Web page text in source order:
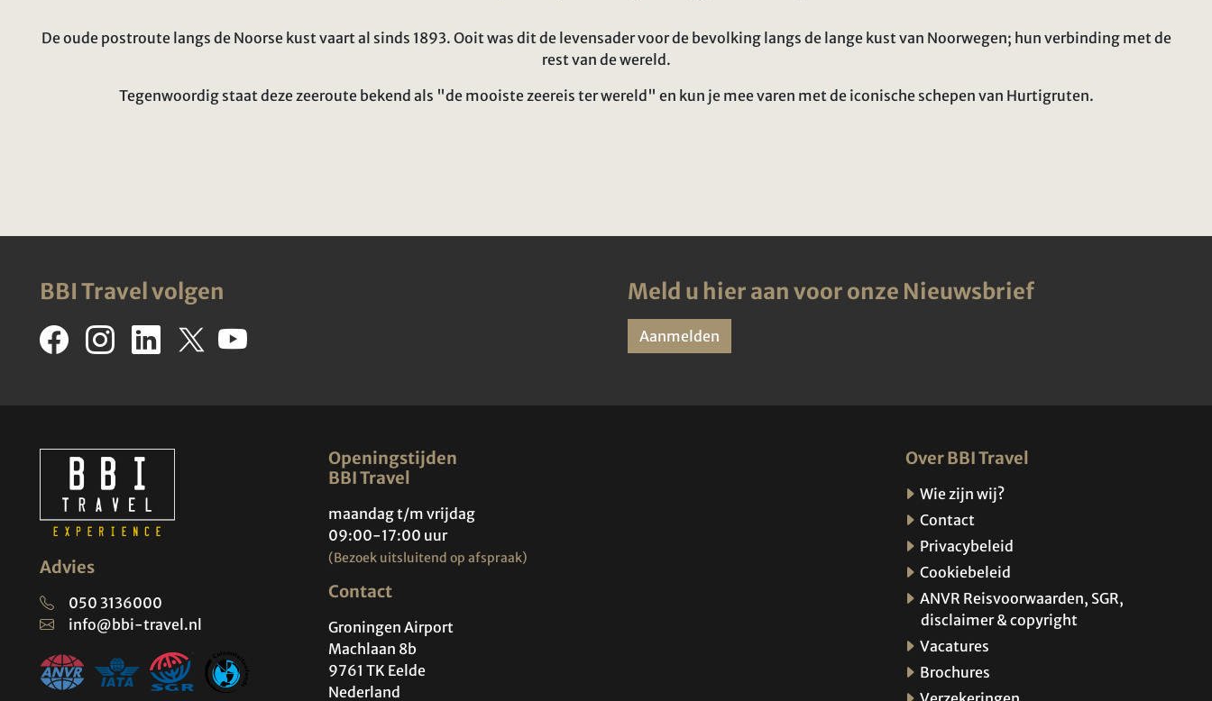
De oude postroute langs de Noorse kust vaart al sinds 1893. Ooit was dit de levensader voor de bevolking langs de lange kust van Noorwegen; hun verbinding met de
rest van de wereld.
Tegenwoordig staat deze zeeroute bekend als "de mooiste zeereis ter wereld" en kun je mee varen met de iconische schepen van Hurtigruten.
BBI Travel volgen Meld u hier aan voor onze Nieuwsbrief
Aanmelden
Advies
050 3136000
info@bbi-travel.nl
Openingstijden
BBI Travel
maandag t/m vrijdag
09:00-17:00 uur
(Bezoek uitsluitend op afspraak)
Contact
Groningen Airport
Machlaan 8b
9761 TK Eelde
Nederland
Over BBI Travel
Wie zijn wij?
Contact
Privacybeleid
Cookiebeleid
ANVR Reisvoorwaarden, SGR,
disclaimer & copyright
Vacatures
Brochures